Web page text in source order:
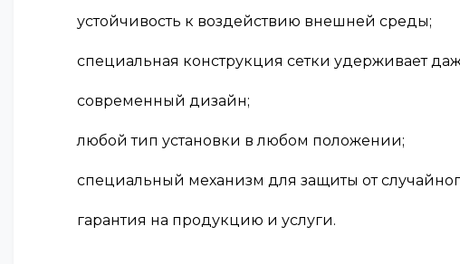
устойчивость к воздействию внешней среды;
специальная конструкция сетки удерживает
современный дизайн;
любой тип установки в любом положении;
специальный механизм для защиты от
гарантия на продукцию и услуги.